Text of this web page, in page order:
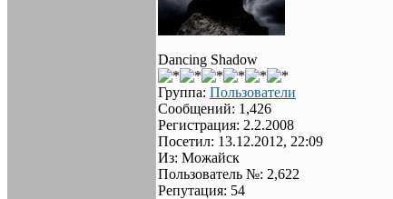
Dancing Shadow
Группа: Пользователи
Сообщений: 1,426
Регистрация: 2.2.2008
Посетил: 13.12.2012, 22:09
Из: Можайск
Пользователь №: 2,622
Репутация: 54